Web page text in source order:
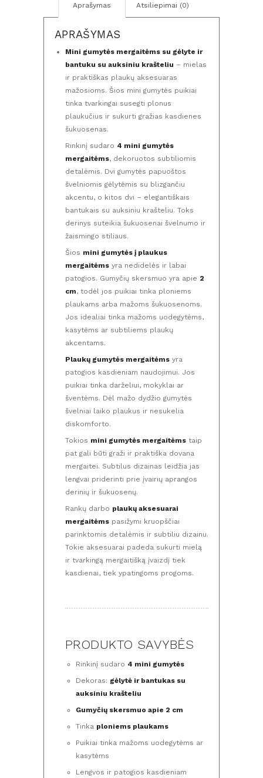
bantukas
su
auksiniu
Aprašymas Atsiliepimai (0)
APRAŠYMAS
Mini gumytės mergaitėms su gėlyte ir
bantuku su auksiniu krašteliu – mielas
ir praktiškas plaukų aksesuaras
mažosioms. Šios mini gumytės puikiai
tinka tvarkingai susegti plonus
plaukučius ir sukurti gražias kasdienes
šukuosenas.
Rinkinį sudaro 4 mini gumytės
mergaitėms, dekoruotos subtiliomis
detalėmis. Dvi gumytės papuoštos
švelniomis gėlytėmis su blizgančiu
akcentu, o kitos dvi – elegantiškais
bantukais su auksiniu krašteliu. Toks
derinys suteikia šukuosenai švelnumo ir
žaismingo stiliaus.
Šios mini gumytės į plaukus
mergaitėms yra nedidelės ir labai
patogios. Gumyčių skersmuo yra apie 2
cm, todėl jos puikiai tinka ploniems
plaukams arba mažoms šukuosenoms.
Jos idealiai tinka mažoms uodegytėms,
kasytėms ar subtiliems plaukų
akcentams.
Plaukų gumytės mergaitėms yra
patogios kasdieniam naudojimui. Jos
puikiai tinka darželiui, mokyklai ar
šventėms. Dėl mažo dydžio gumytės
švelniai laiko plaukus ir nesukelia
diskomforto.
Tokios mini gumytės mergaitėms taip
pat gali būti graži ir praktiška dovana
mergaitei. Subtilus dizainas leidžia jas
lengvai priderinti prie įvairių aprangos
derinių ir šukuosenų.
Rankų darbo plaukų aksesuarai
mergaitėms pasižymi kruopščiai
parinktomis detalėmis ir subtiliu dizainu.
Tokie aksesuarai padeda sukurti mielą
ir tvarkingą mergaitišką įvaizdį tiek
kasdienai, tiek ypatingoms progoms.
PRODUKTO SAVYBĖS
Rinkinį sudaro 4 mini gumytės
Dekoras: gėlytė ir bantukas su
auksiniu krašteliu
Gumyčių skersmuo apie 2 cm
Tinka ploniems plaukams
Puikiai tinka mažoms uodegytėms ar
kasytėms
Lengvos ir patogios kasdieniam